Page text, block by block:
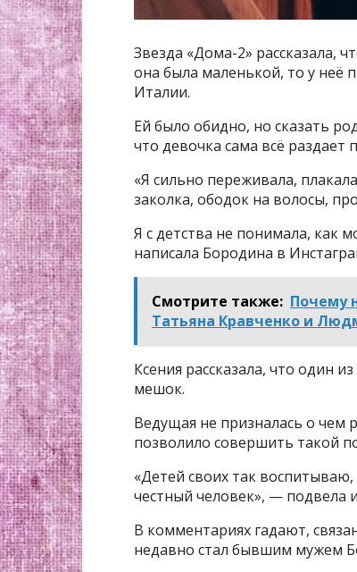
Звезда «Дома-2» рассказала,
она была маленькой, то у неё
Италии.
Ей было обидно, но сказать
что девочка сама всё
«Я сильно переживала,
заколка, ободок на волосы,
Я с детства не понимала, как
написала Бородина в
Смотрите также: Почему
Татьяна Кравченко и
Ксения рассказала, что один
мешок.
Ведущая не призналась о чем
позволило совершить такой
«Детей своих так
честный человек», — подвела
В комментариях гадают,
недавно стал бывшим мужем